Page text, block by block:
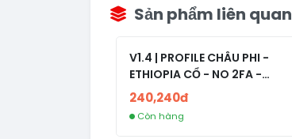
Sản phẩm liên quan
V1.4 | PROFILE CHÂU PHI -
ETHIOPIA CỔ - NO 2FA -
RANDOM BẠN BÈ
240,240đ
Còn hàng